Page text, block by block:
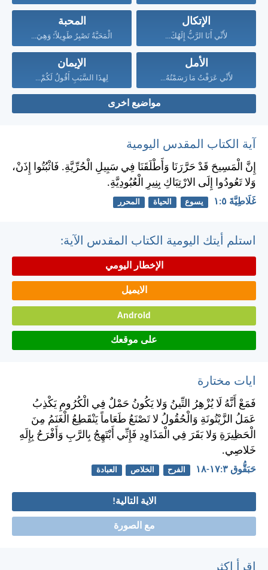
الإتكال
لأَنِّي أَنَا الرَّبُّ إِلَهُكَ...
المحبة
الْمَحَبَّةُ تَصْبِرُ طَوِيلاً؛ وَهِيَ...
الأمل
لأَنِّي عَرَفْتُ مَا رَسَمْتُهُ...
الإيمان
لِهذَا السَّبَبِ أَقُولُ لَكُمْ...
مواضيع اخرى
آية الكتاب المقدس اليومية
إِنَّ الْمَسِيحَ قَدْ حَرَّرَنَا وَأَطْلَقَنَا فِي سَبِيلِ الْحُرِّيَّةِ. فَاثْبُتُوا إِذَنْ،
وَلا تَعُودُوا إِلَى الارْتِبَاكِ بِنِيرِ الْعُبُودِيَّةِ.
غَلَاطِيَّةَ ٥:‏١ يسوع الحياة المحرر
استلم أيتك اليومية الكتاب المقدس الآية:
الإخطار اليومي
الايميل
Android
على موقعك
ايات مختارة
فَمَعْ أَنَّهُ لَا يُزْهِرُ التِّينُ وَلا يَكُونُ حَمْلٌ فِي الْكُرُومِ يَكْذِبُ
عَمَلُ الزَّيْتُونَةِ وَالْحُقُولُ لا تَصْنَعُ طَعَاماً يَنْقَطِعُ الْغَنَمُ مِنَ
الْحَظِيرَةِ وَلا بَقَرَ فِي الْمَذَاوِدِ فَإِنِّي أَبْتَهِجُ بِالرَّبِ وَأَفْرَحُ بِإِلَهِ
خَلاصِي.
حَبَقُّوق ٣:‏١٧-‏١٨ الفرح الخلاص العبادة
الاية التالية!
مع الصورة